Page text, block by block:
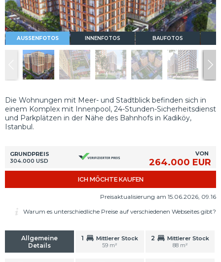
AUSSENFOTOS INNENFOTOS BAUFOTOS
Die Wohnungen mit Meer- und Stadtblick befinden sich in
einem Komplex mit Innenpool, 24-Stunden-Sicherheitsdienst
und Parkplätzen in der Nähe des Bahnhofs in Kadiköy,
Istanbul.
GRUNDPREIS
304.000 USD
VON
264.000 EUR
ICH MÖCHTE KAUFEN
Preisaktualisierung am 15.06.2026, 09.16
Warum es unterschiedliche Preise auf verschiedenen Webseites gibt?
Allgemeine
Details
1
Mittlerer Stock
59 m²
2
Mittlerer Stock
88 m²